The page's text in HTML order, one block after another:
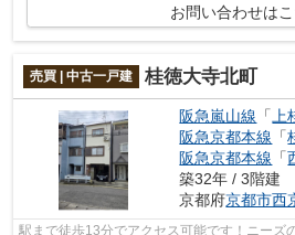
お問い合わせは
売買 | 中古一戸建 桂徳大寺北町
阪急嵐山線 「 上
阪急京都本線 「
阪急京都本線 「
築32年 / 3階建
京都府京都市西
駅まで徒歩13分でアクセス可能です！ニーズ